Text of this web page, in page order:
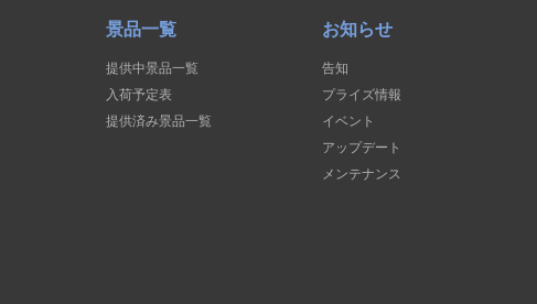
景品一覧
提供中景品一覧
入荷予定表
提供済み景品一覧
お知らせ
告知
プライズ情報
イベント
アップデート
メンテナンス